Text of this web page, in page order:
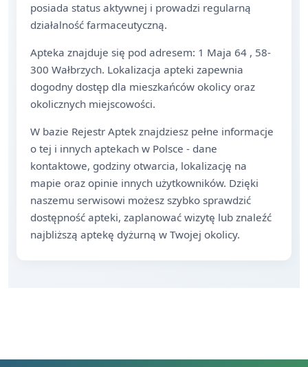
posiada status aktywnej i prowadzi regularną
działalność farmaceutyczną.
Apteka znajduje się pod adresem: 1 Maja 64 , 58-
300 Wałbrzych. Lokalizacja apteki zapewnia
dogodny dostęp dla mieszkańców okolicy oraz
okolicznych miejscowości.
W bazie Rejestr Aptek znajdziesz pełne informacje
o tej i innych aptekach w Polsce - dane
kontaktowe, godziny otwarcia, lokalizację na
mapie oraz opinie innych użytkowników. Dzięki
naszemu serwisowi możesz szybko sprawdzić
dostępność apteki, zaplanować wizytę lub znaleźć
najbliższą aptekę dyżurną w Twojej okolicy.